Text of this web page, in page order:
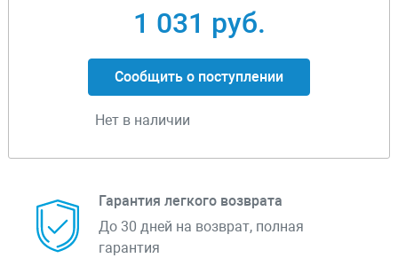
1 031 руб.
Сообщить о поступлении
Нет в наличии
Гарантия легкого возврата
До 30 дней на возврат, полная
гарантия